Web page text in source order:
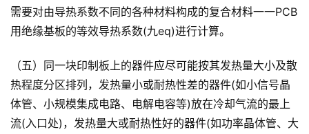
需要对由导热系数不同的各种材料构成的复合材料一一PCB
用绝缘基板的等效导热系数(九eq)进行计算。
（五）同一块印制板上的器件应尽可能按其发热量大小及散
热程度分区排列，发热量小或耐热性差的器件(如小信号晶
体管、小规模集成电路、电解电容等)放在冷却气流的最上
流(入口处)，发热量大或耐热性好的器件(如功率晶体管、大